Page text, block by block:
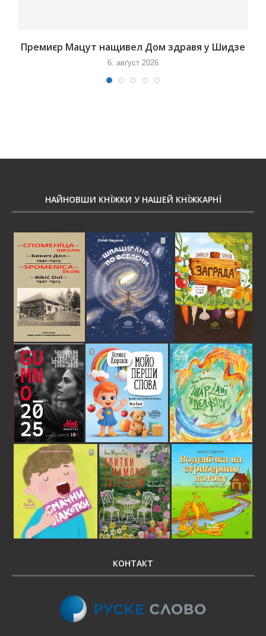
Премиєр Мацут нащивел Дом здравя у Шидзе
6. авґуст 2026
НАЙНОВШИ КНЇЖКИ У НАШЕЙ КНЇЖКАРНЇ
КОНТАКТ